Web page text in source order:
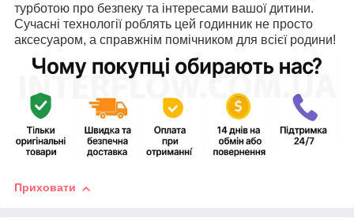
турботою про безпеку та інтересами вашої дитини.
Сучасні технології роблять цей годинник не просто
аксесуаром, а справжнім помічником для всієї родини!
Приховати